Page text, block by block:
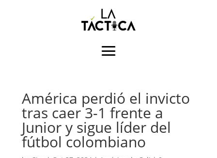
América perdió el invicto
tras caer 3-1 frente a
Junior y sigue líder del
fútbol colombiano